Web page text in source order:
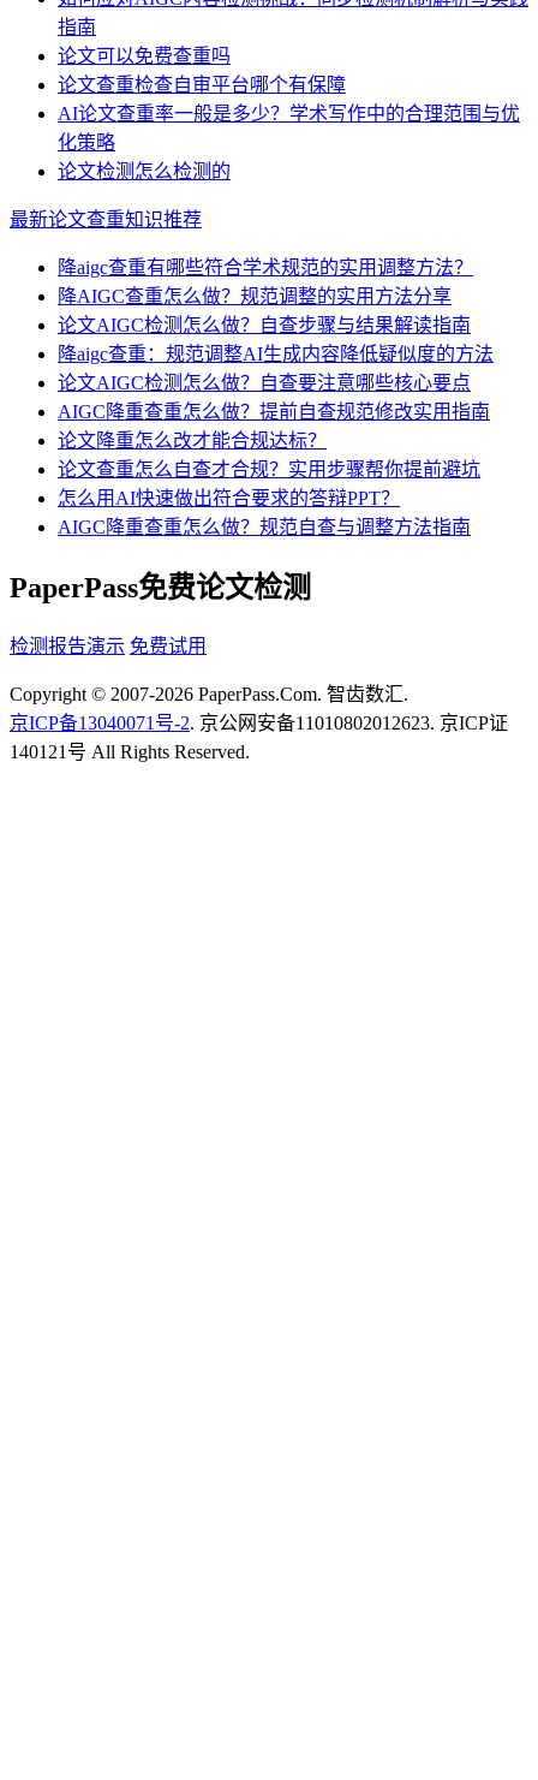
指南
论文可以免费查重吗
论文查重检查自审平台哪个有保障
AI论文查重率一般是多少？学术写作中的合理范围与优
化策略
论文检测怎么检测的
最新论文查重知识推荐
降aigc查重有哪些符合学术规范的实用调整方法？
降AIGC查重怎么做？规范调整的实用方法分享
论文AIGC检测怎么做？自查步骤与结果解读指南
降aigc查重：规范调整AI生成内容降低疑似度的方法
论文AIGC检测怎么做？自查要注意哪些核心要点
AIGC降重查重怎么做？提前自查规范修改实用指南
论文降重怎么改才能合规达标？
论文查重怎么自查才合规？实用步骤帮你提前避坑
怎么用AI快速做出符合要求的答辩PPT？
AIGC降重查重怎么做？规范自查与调整方法指南
PaperPass免费论文检测
检测报告演示 免费试用
Copyright © 2007-2026 PaperPass.Com. 智齿数汇.
京ICP备13040071号-2. 京公网安备11010802012623. 京ICP证
140121号 All Rights Reserved.